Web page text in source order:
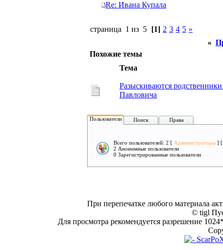
Re: Ивана Купала
страница 1 из 5 [1] 2 3 4 5 »
«
Похожие темы
Тема
Разыскиваются
Павловича
Пользователи Поиск Права
Всего пользователей: 2 [ Администраторы ]
2 Анонимные пользователи
0 Зарегистрированные пользователи
При перепечатке любого материала
© tigl
Для просмотра рекомендуется разрешение